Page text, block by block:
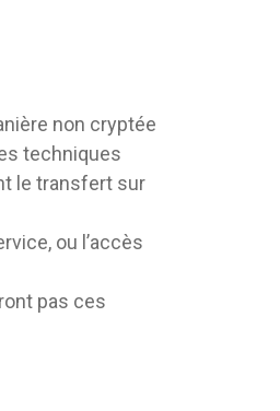
non cryptée
techniques
le transfert sur
ou l’accès
pas ces